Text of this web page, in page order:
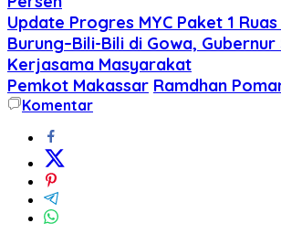
Update Progres MYC Paket 1
Burung–Bili-Bili di Gowa, Gubernur
Kerjasama Masyarakat
Pemkot Makassar Ramdhan
Komentar